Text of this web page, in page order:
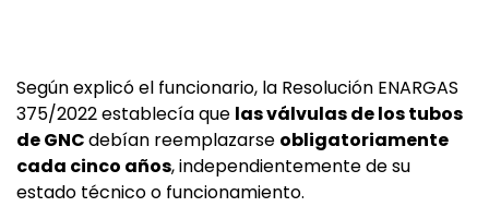
Según explicó el funcionario, la Resolución ENARGAS
375/2022 establecía que las válvulas de los tubos
de GNCdebían reemplazarse obligatoriamente
cada cinco años, independientemente de su
estado técnico o funcionamiento.